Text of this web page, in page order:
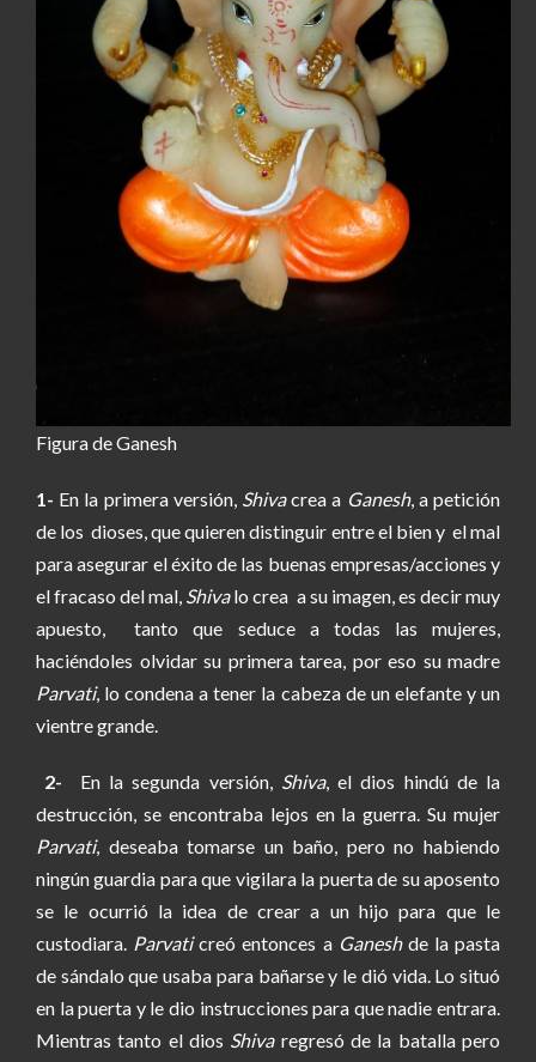
Figura de Ganesh
1- En la primera versión, Shivacrea a Ganesh, a petición
de los dioses, que quieren distinguir entre el bien y el mal
para asegurar el éxito de las buenas empresas/acciones y
el fracaso del mal, Shivalo crea a su imagen, es decir muy
apuesto, tanto que seduce a todas las mujeres,
haciéndoles olvidar su primera tarea, por eso su madre
Parvati, lo condena a tener la cabeza de un elefante y un
vientre grande.
2- En la segunda versión, Shiva, el dios hindú de la
destrucción, se encontraba lejos en la guerra. Su mujer
Parvati, deseaba tomarse un baño, pero no habiendo
ningún guardia para que vigilara la puerta de su aposento
se le ocurrió la idea de crear a un hijo para que le
custodiara. Parvaticreó entonces a Ganeshde la pasta
de sándalo que usaba para bañarse y le dió vida. Lo situó
en la puerta y le dio instrucciones para que nadie entrara.
Mientras tanto el dios Shivaregresó de la batalla pero